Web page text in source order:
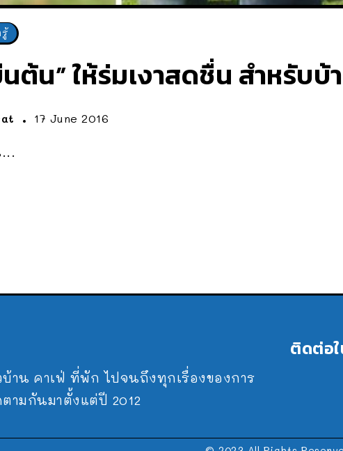
รู้
นต้น” ให้ร่มเงาสดชื่น สำหรับ
17 June 2016
าน คาเฟ่ ที่พัก ไปจนถึงทุกเรื่องของการ
มกันมาตั้งแต่ปี 2012
ติดต่อ